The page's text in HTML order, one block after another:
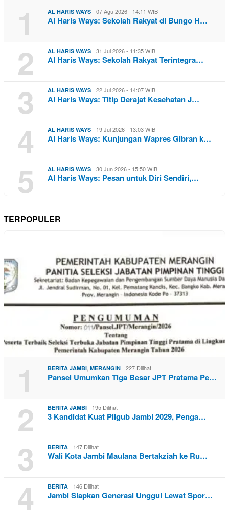
1 AL HARIS WAYS 07 Agu 2026 - 14:11 WIB
Al Haris Ways: Sekolah Rakyat di Bungo H…
2 AL HARIS WAYS 31 Jul 2026 - 11:35 WIB
Al Haris Ways: Sekolah Rakyat Terintegra…
3 AL HARIS WAYS 22 Jul 2026 - 14:07 WIB
Al Haris Ways: Titip Derajat Kesehatan J…
4 AL HARIS WAYS 19 Jul 2026 - 13:03 WIB
Al Haris Ways: Kunjungan Wapres Gibran k…
5 AL HARIS WAYS 30 Jun 2026 - 15:50 WIB
Al Haris Ways: Pesan untuk Diri Sendiri,…
TERPOPULER
1 BERITA JAMBI, MERANGIN 227 Dilihat
Pansel Umumkan Tiga Besar JPT Pratama Pe…
2 BERITA JAMBI 195 Dilihat
3 Kandidat Kuat Pilgub Jambi 2029, Penga…
3 BERITA 147 Dilihat
Wali Kota Jambi Maulana Bertakziah ke Ru…
4 BERITA 146 Dilihat
Jambi Siapkan Generasi Unggul Lewat Spor…